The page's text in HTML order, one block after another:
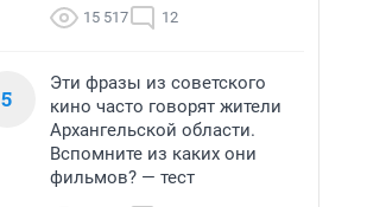
15 517 12
5
Эти фразы из советского
кино часто говорят жители
Архангельской области.
Вспомните из каких они
фильмов? — тест